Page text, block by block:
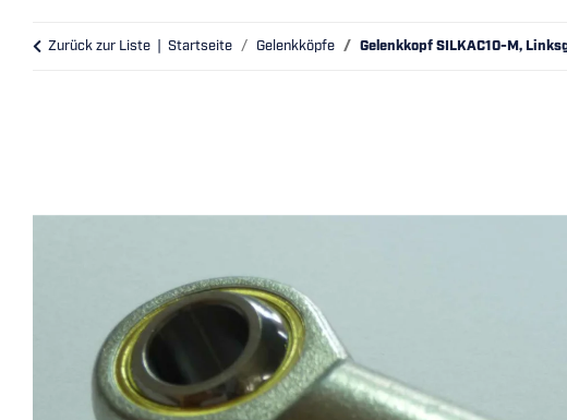
Zurück zur Liste Startseite Gelenkköpfe Gelenkkopf SILKAC10-M,